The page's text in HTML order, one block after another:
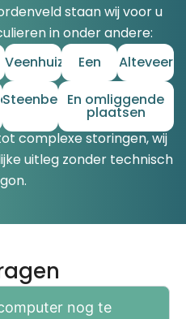
staan wij voor u
in onder andere:
VeenhuizenEen
Alteveer
SteenbergenEn omliggende
plaatsen
complexe storingen, wij
uitleg zonder technisch
nog te